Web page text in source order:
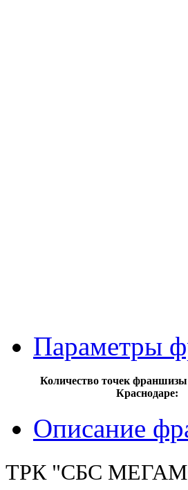
Параметры
Количество точек
Краснодаре:
Описание
ТРК "СБС